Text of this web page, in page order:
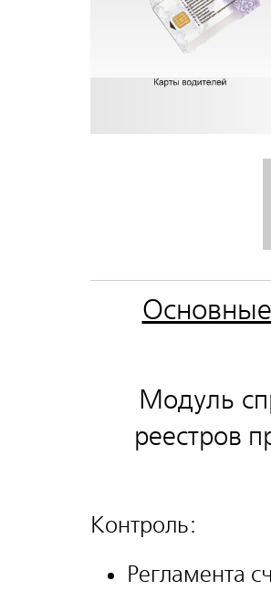
Модуль
реестров
Контроль:
Регламента